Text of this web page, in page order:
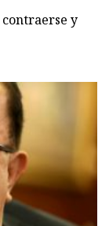
contraerse y